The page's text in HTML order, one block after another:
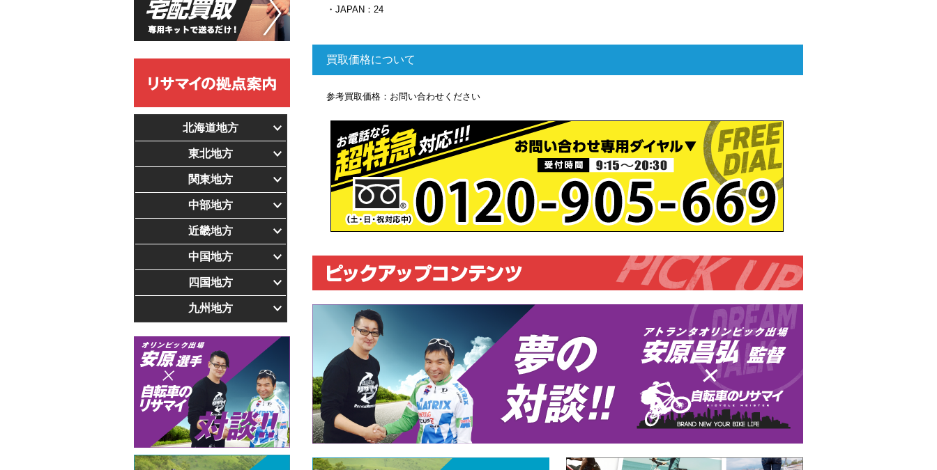
・JAPAN：24
買取価格について
参考買取価格：お問い合わせください
北海道地方
東北地方
関東地方
中部地方
近畿地方
中国地方
四国地方
九州地方